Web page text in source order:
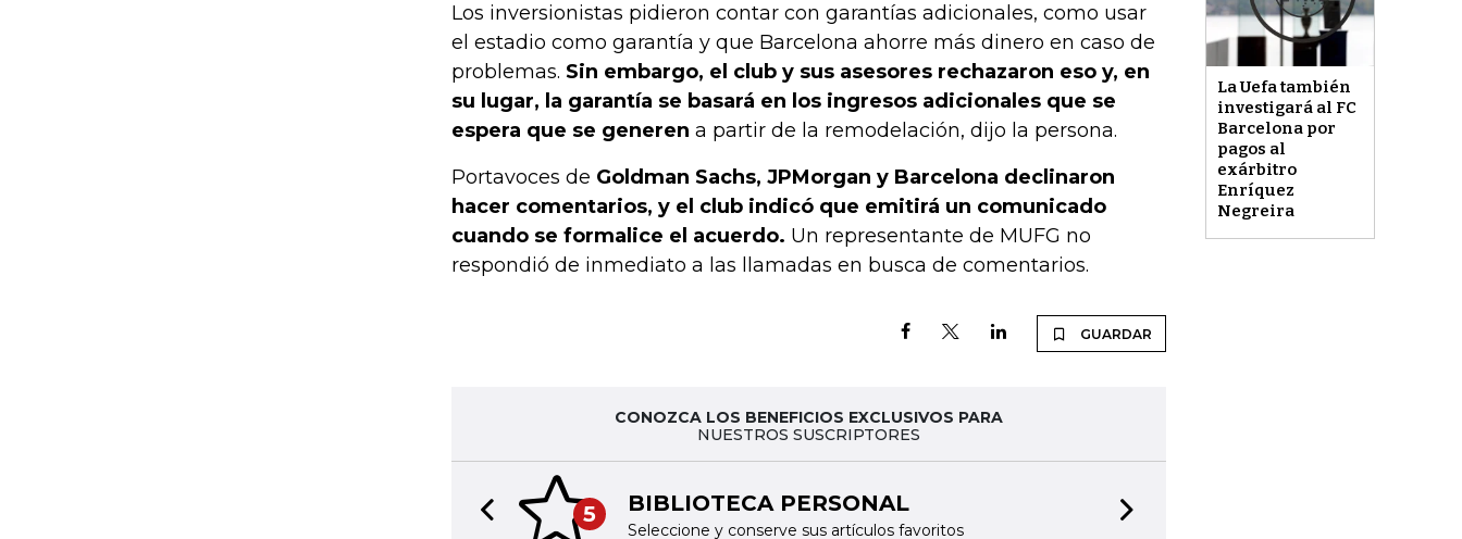
La Uefa también
investigará al FC
Barcelona por
pagos al
exárbitro
Enríquez
Negreira
Los inversionistas pidieron contar con garantías adicionales, como usar
el estadio como garantía y que Barcelona ahorre más dinero en caso de
problemas. Sin embargo, el club y sus asesores rechazaron eso y, en
su lugar, la garantía se basará en los ingresos adicionales que se
espera que se generen a partir de la remodelación, dijo la persona.
Portavoces de Goldman Sachs, JPMorgan y Barcelona declinaron
hacer comentarios, y el club indicó que emitirá un comunicado
cuando se formalice el acuerdo. Un representante de MUFG no
respondió de inmediato a las llamadas en busca de comentarios.
GUARDAR
CONOZCA LOS BENEFICIOS EXCLUSIVOS PARA
NUESTROS SUSCRIPTORES
5 BIBLIOTECA PERSONAL
Seleccione y conserve sus artículos favoritos
Previous slide